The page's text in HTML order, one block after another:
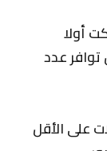
أولا
عدد
على الأقل